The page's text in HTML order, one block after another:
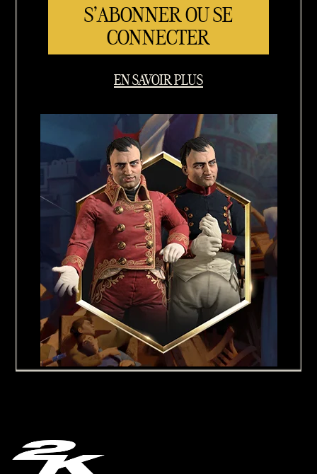
S'ABONNER OU SE
CONNECTER
EN SAVOIR PLUS